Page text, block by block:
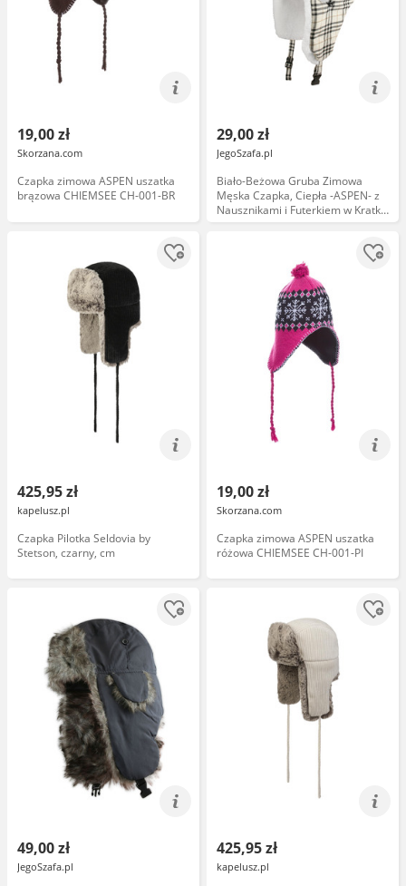
19,00 zł
Skorzana.com
Czapka zimowa ASPEN uszatka
brązowa CHIEMSEE CH-001-BR
29,00 zł
JegoSzafa.pl
Biało-Beżowa Gruba Zimowa
Męska Czapka, Ciepła -ASPEN- z
Nausznikami i Futerkiem w Kratkę
CPAASPENUSZYbiala
425,95 zł
kapelusz.pl
Czapka Pilotka Seldovia by
Stetson, czarny, cm
19,00 zł
Skorzana.com
Czapka zimowa ASPEN uszatka
różowa CHIEMSEE CH-001-PI
49,00 zł
JegoSzafa.pl
425,95 zł
kapelusz.pl